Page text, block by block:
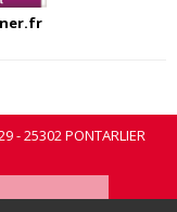
25302 PONTARLIER